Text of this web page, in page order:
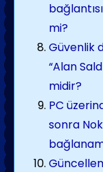
mi?
Güvenlik
“Alan
midir?
PC
sonra